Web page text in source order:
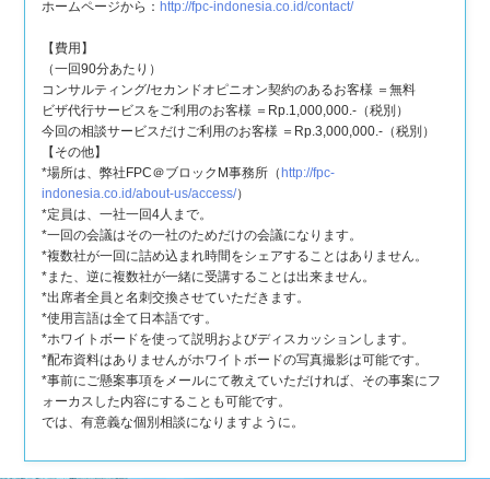
ホームページから： ​​​​http://fpc-indonesia.co.id/contact/
【費用】
（一回90分あたり）
コンサルティング/セカンドオピニオン契約のあるお客様 ＝無料
ビザ代行サービスをご利用のお客様 ＝Rp.1,000,000.-（税別）
今回の相談サービスだけご利用のお客様 ＝Rp.3,000,000.-（税別）
【その他】
*場所は、弊社FPC＠ブロックМ事務所（ http://fpc-
indonesia.co.id/about-us/access/）
*定員は、一社一回4人まで。
*一回の会議はその一社のためだけの会議になります。
*複数社が一回に詰め込まれ時間をシェアすることはありません。
*また、逆に複数社が一緒に受講することは出来ません。
*出席者全員と名刺交換させていただきます。
*使用言語は全て日本語です。
*ホワイトボードを使って説明およびディスカッションします。
*配布資料はありませんがホワイトボードの写真撮影は可能です。
*事前にご懸案事項をメールにて教えていただければ、その事案にフ
ォーカスした内容にすることも可能です。
では、有意義な個別相談になりますように。